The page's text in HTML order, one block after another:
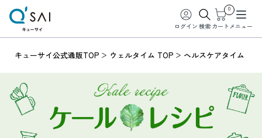
ログイン 検索
0
カート メニュー
キューサイ公式通販TOP ウェルタイム TOP ヘルスケアタイム